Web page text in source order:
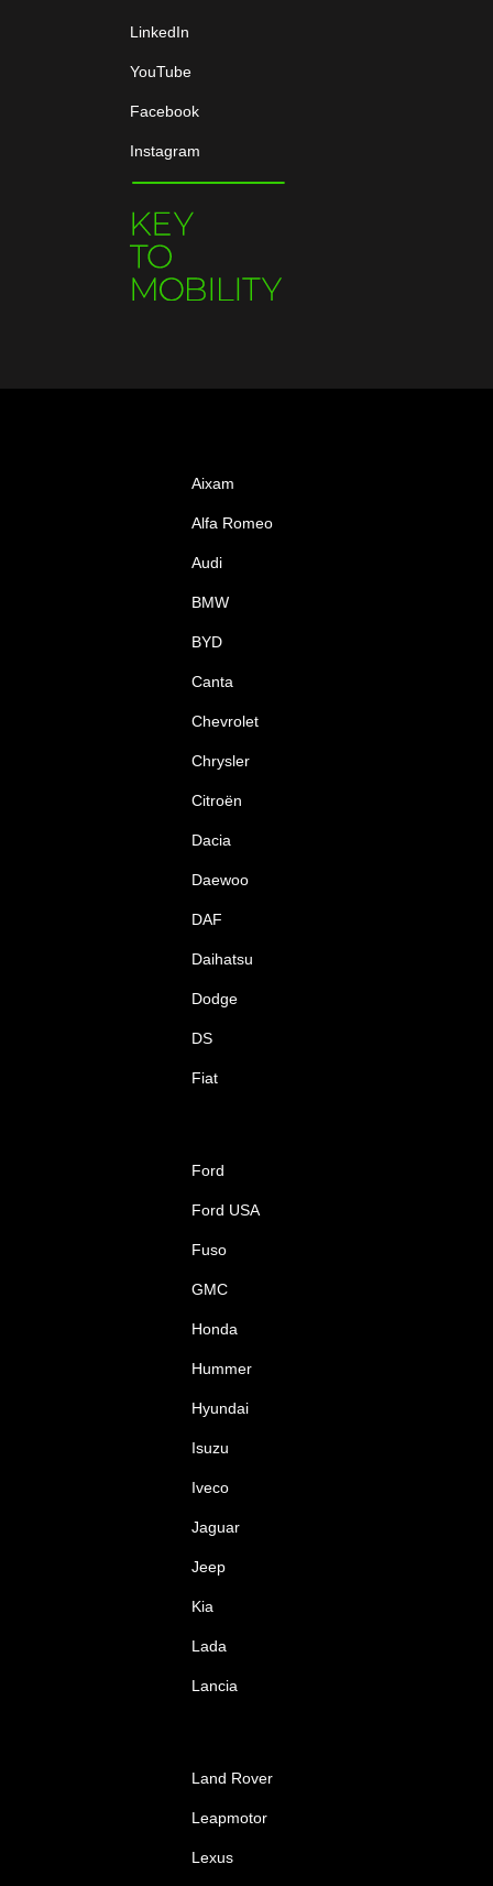
LinkedIn
YouTube
Facebook
Instagram
Aixam
Alfa Romeo
Audi
BMW
BYD
Canta
Chevrolet
Chrysler
Citroën
Dacia
Daewoo
DAF
Daihatsu
Dodge
DS
Fiat
Ford
Ford USA
Fuso
GMC
Honda
Hummer
Hyundai
Isuzu
Iveco
Jaguar
Jeep
Kia
Lada
Lancia
Land Rover
Leapmotor
Lexus